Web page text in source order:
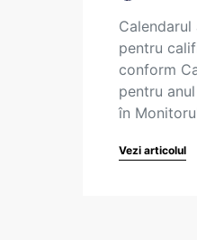
pentru
conform
pentru
în
Vezi articolul